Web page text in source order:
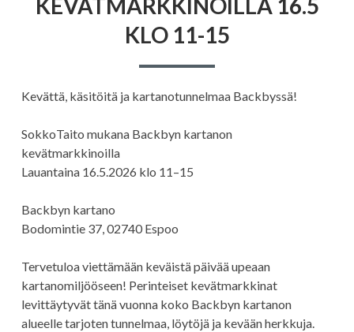
KLO 11-15
Kevättä, käsitöitä ja kartanotunnelmaa Backbyssä!
SokkoTaito mukana Backbyn kartanon
kevätmarkkinoilla
Lauantaina 16.5.2026 klo 11–15
Backbyn kartano
Bodomintie 37, 02740 Espoo
Tervetuloa viettämään keväistä päivää upeaan
kartanomiljööseen! Perinteiset kevätmarkkinat
levittäytyvät tänä vuonna koko Backbyn kartanon
alueelle tarjoten tunnelmaa, löytöjä ja kevään herkkuja.